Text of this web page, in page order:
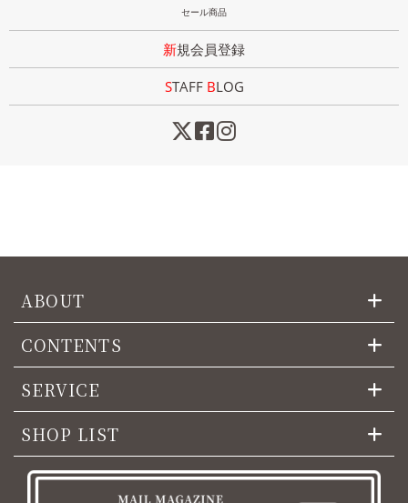
セール商品
新規会員登録
STAFF BLOG
ABOUT
CONTENTS
SERVICE
SHOP LIST